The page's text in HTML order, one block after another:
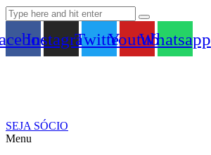
InstagramTwitterYoutubeWhatsapp
SEJA SÓCIO
Menu